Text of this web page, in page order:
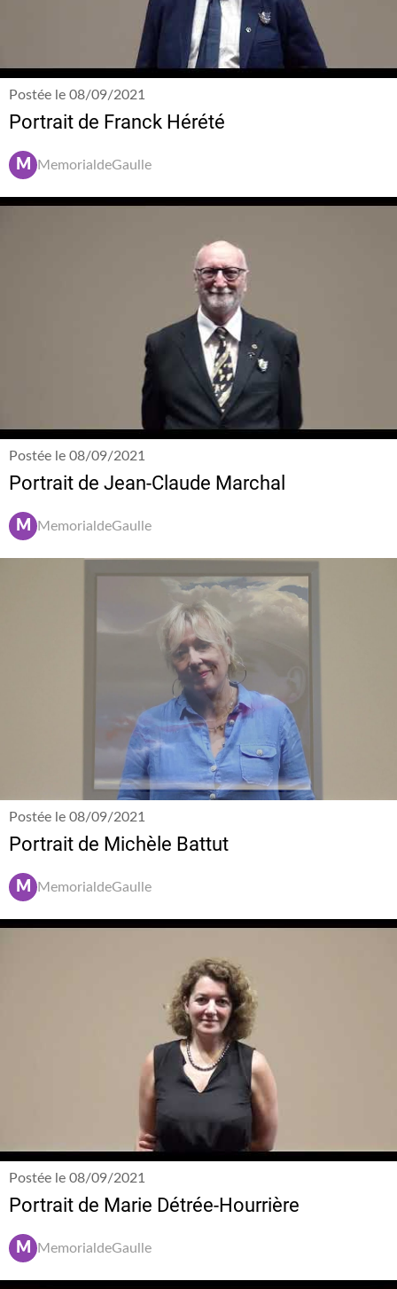
Postée le 08/09/2021
Portrait de Franck Hérété
M MemorialdeGaulle
Postée le 08/09/2021
Portrait de Jean-Claude Marchal
M MemorialdeGaulle
Postée le 08/09/2021
Portrait de Michèle Battut
M MemorialdeGaulle
Postée le 08/09/2021
Portrait de Marie Détrée-Hourrière
M MemorialdeGaulle